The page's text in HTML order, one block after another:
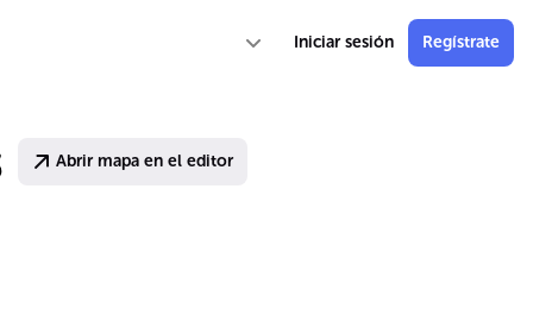
Iniciar sesión Regístrate
Abrir mapa en el editor